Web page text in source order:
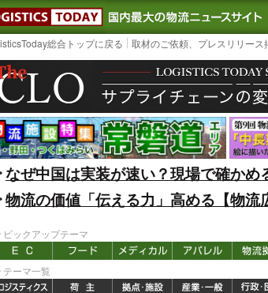
LOGISTICS TODAY｜国内
総合トップに戻る 取材のご依頼、プレスリリース
なぜ中国は実装が速い？現場で確かめ
物流の価値「伝える力」高める【物流
ピックアップテーマ
テーマ一覧